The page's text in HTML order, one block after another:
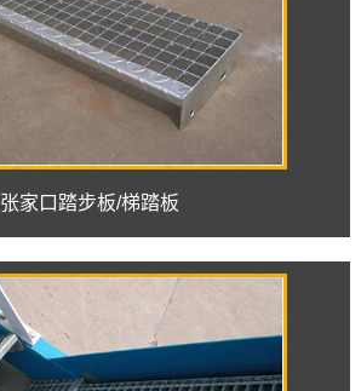
张家口踏步板/梯踏板